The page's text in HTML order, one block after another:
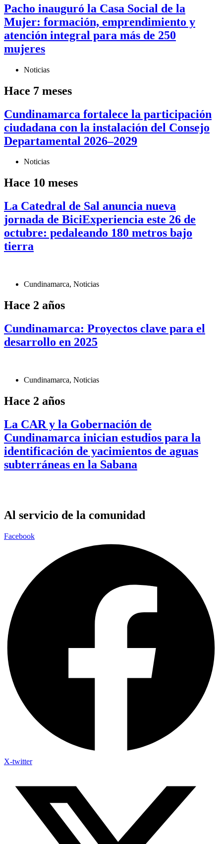
Pacho inauguró la Casa Social de la
Mujer: formación, emprendimiento y
atención integral para más de 250
mujeres
Noticias
Hace 7 meses
Cundinamarca fortalece la participación
ciudadana con la instalación del Consejo
Departamental 2026–2029
Noticias
Hace 10 meses
La Catedral de Sal anuncia nueva
jornada de BiciExperiencia este 26 de
octubre: pedaleando 180 metros bajo
tierra
Cundinamarca, Noticias
Hace 2 años
Cundinamarca: Proyectos clave para el
desarrollo en 2025
Cundinamarca, Noticias
Hace 2 años
La CAR y la Gobernación de
Cundinamarca inician estudios para la
identificación de yacimientos de aguas
subterráneas en la Sabana
Al servicio de la comunidad
Facebook
X-twitter